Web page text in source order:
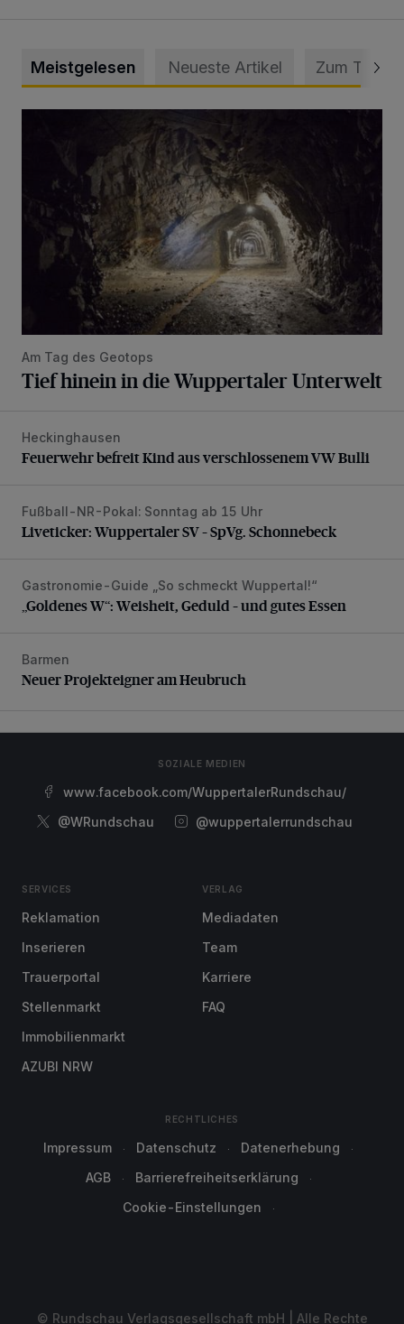
Meistgelesen Neueste Artikel Zum Thema
Am Tag des Geotops
Tief hinein in die Wuppertaler Unterwelt
Feuerwehr befreit Kind aus verschlossenem VW Bulli
Heckinghausen
Feuerwehr befreit Kind aus verschlossenem VW Bulli
Liveticker: Wuppertaler SV – SpVg. Schonnebeck
Fußball-NR-Pokal: Sonntag ab 15 Uhr
Liveticker: Wuppertaler SV – SpVg. Schonnebeck
„Goldenes W“: Weisheit, Geduld – und gutes Essen
Gastronomie-Guide „So schmeckt Wuppertal!“
„Goldenes W“: Weisheit, Geduld – und gutes Essen
Neuer Projekteigner am Heubruch
Barmen
Neuer Projekteigner am Heubruch
SOZIALE MEDIEN
www.facebook.com/WuppertalerRundschau/
@WRundschau
@wuppertalerrundschau
SERVICES
Reklamation
Inserieren
Trauerportal
Stellenmarkt
Immobilienmarkt
AZUBI NRW
VERLAG
Mediadaten
Team
Karriere
FAQ
RECHTLICHES
Impressum Datenschutz
Datenerhebung
AGB
Barrierefreiheitserklärung
Cookie-Einstellungen
© Rundschau Verlagsgesellschaft mbH | Alle Rechte